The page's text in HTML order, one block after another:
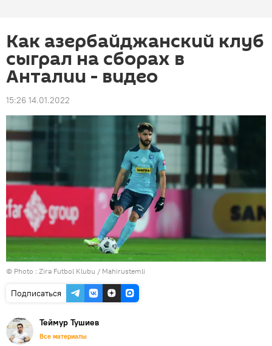
Как азербайджанский клуб
сыграл на сборах в
Анталии - видео
15:26 14.01.2022
© Photo : Zirə Futbol Klubu / Mahirustemli
Подписаться
Теймур Тушиев
Все материалы